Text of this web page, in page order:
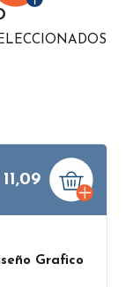
11,09
Grafico